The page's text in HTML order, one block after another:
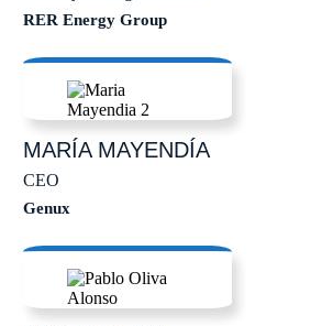
RER Energy Group
MARÍA MAYENDÍA
CEO
Genux